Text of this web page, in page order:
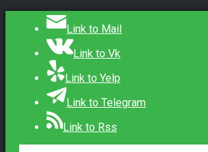
Link to Mail
Link to Vk
Link to Yelp
Link to Telegram
Link to Rss